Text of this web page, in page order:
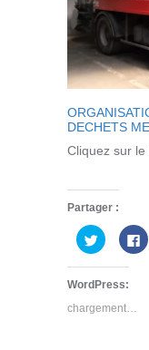
DECHETS
Cliquez sur
Partager :
Cliquez
pour
partager
sur
dans
nouvelle
WordPress:
chargement…